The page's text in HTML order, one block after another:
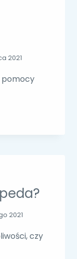
2021
pomocy
2021
czy